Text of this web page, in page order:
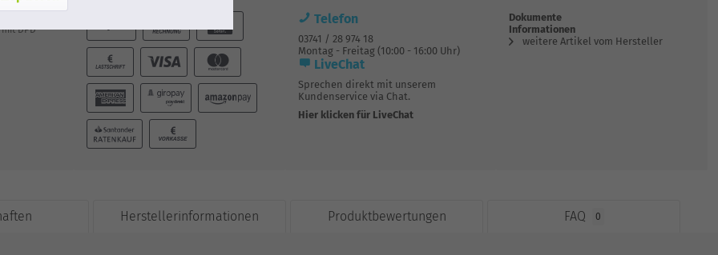
mit DPD
Telefon
03741 / 28 974 18
Montag - Freitag (10:00 - 16:00 Uhr)
LiveChat
Sprechen direkt mit unserem
Kundenservice via Chat.
Hier klicken für LiveChat
Dokumente
Informationen
weitere Artikel vom Hersteller
Herstellerinformationen Produktbewertungen FAQ 0